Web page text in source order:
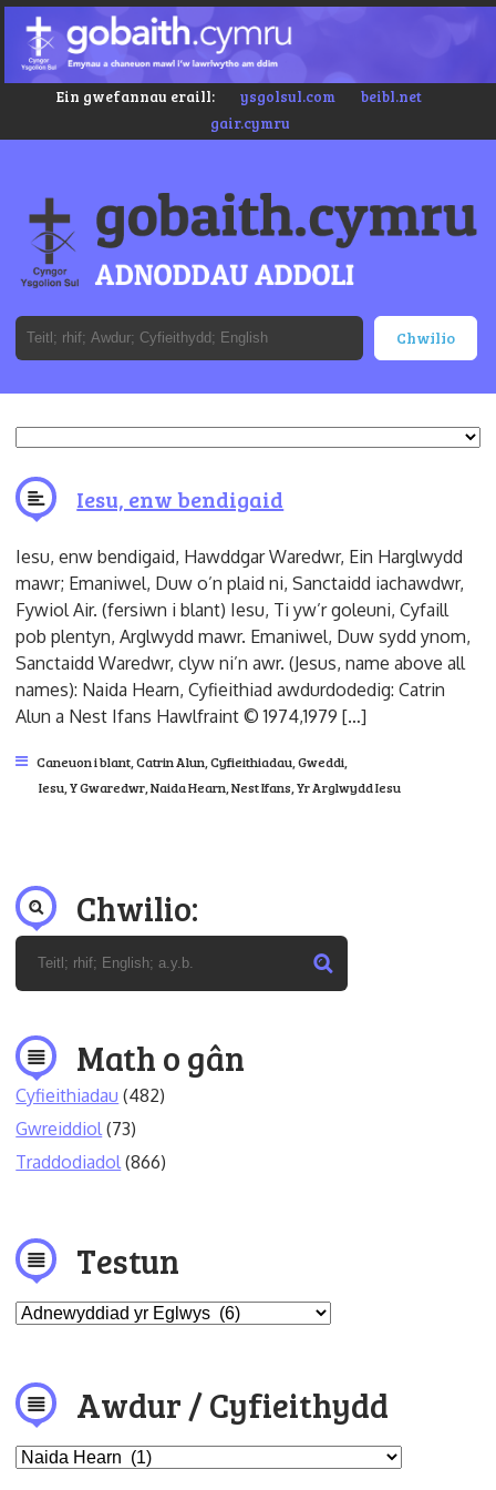
Ein gwefannau eraill: ysgolsul.com
beibl.net
gair.cymru
Iesu, enw bendigaid
Iesu, enw bendigaid, Hawddgar Waredwr, Ein Harglwydd
mawr; Emaniwel, Duw o’n plaid ni, Sanctaidd iachawdwr,
Fywiol Air. (fersiwn i blant) Iesu, Ti yw’r goleuni, Cyfaill
pob plentyn, Arglwydd mawr. Emaniwel, Duw sydd ynom,
Sanctaidd Waredwr, clyw ni’n awr. (Jesus, name above all
names): Naida Hearn, Cyfieithiad awdurdodedig: Catrin
Alun a Nest Ifans Hawlfraint © 1974,1979 […]
Caneuon i blant Catrin Alun Cyfieithiadau Gweddi
Iesu, Y Gwaredwr Naida Hearn Nest Ifans Yr Arglwydd Iesu
Chwilio:
Math o gân
Cyfieithiadau (482)
Gwreiddiol (73)
Traddodiadol (866)
Testun
Awdur / Cyfieithydd